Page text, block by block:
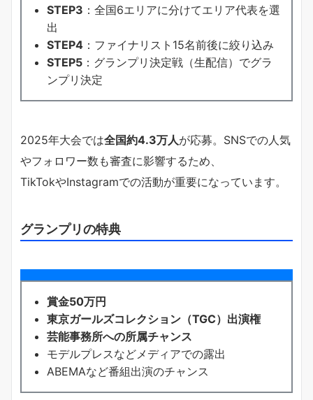
STEP3 ：全国6エリアに分けてエリア代表を選
出
STEP4 ：ファイナリスト15名前後に絞り込み
STEP5 ：グランプリ決定戦（生配信）でグラ
ンプリ決定
2025年大会では全国約4.3万人が応募。SNSでの人気
やフォロワー数も審査に影響するため、
TikTokやInstagramでの活動が重要になっています。
グランプリの特典
賞金50万円
東京ガールズコレクション（TGC）出演権
芸能事務所への所属チャンス
モデルプレスなどメディアでの露出
ABEMAなど番組出演のチャンス